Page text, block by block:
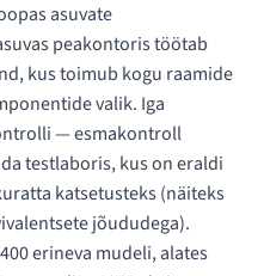
asuvate
peakontoris töötab
kus toimub kogu raamide
valik. Iga
— esmakontroll
testlaboris, kus on eraldi
katsetusteks (näiteks
jõududega).
erineva mudeli, alates